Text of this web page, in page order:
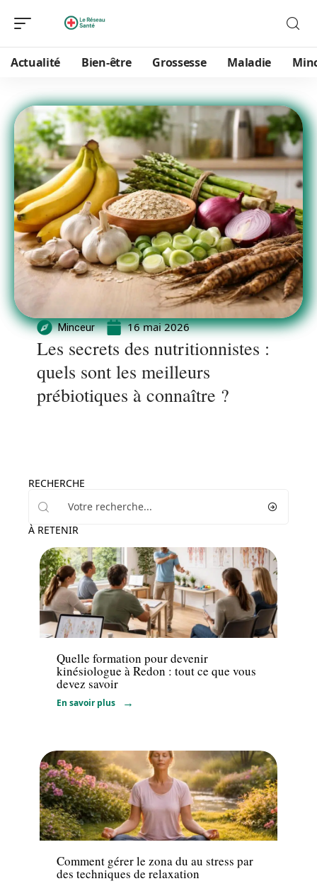
Actualité Bien-être Grossesse Maladie
Minceur 16 mai 2026
Les secrets des nutritionnistes :
quels sont les meilleurs
prébiotiques à connaître ?
RECHERCHE
À RETENIR
Professionnels
Quelle formation pour devenir
kinésiologue à Redon : tout ce que vous
devez savoir
En savoir plus
Bien-être
Comment gérer le zona du au stress par
des techniques de relaxation